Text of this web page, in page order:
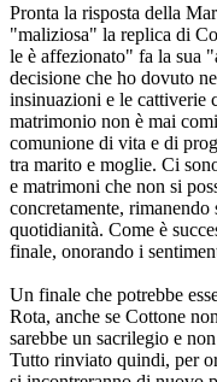
Pronta la risposta della
"maliziosa" la replica di
le è affezionato" fa la sua
decisione che ho dovuto
insinuazioni e le cattiverie
matrimonio non è mai
comunione di vita e di
tra marito e moglie. Ci
e matrimoni che non si
concretamente,
quotidianità. Come è
finale, onorando i
Un finale che potrebbe
Rota, anche se Cottone
sarebbe un sacrilegio e
Tutto rinviato quindi, per